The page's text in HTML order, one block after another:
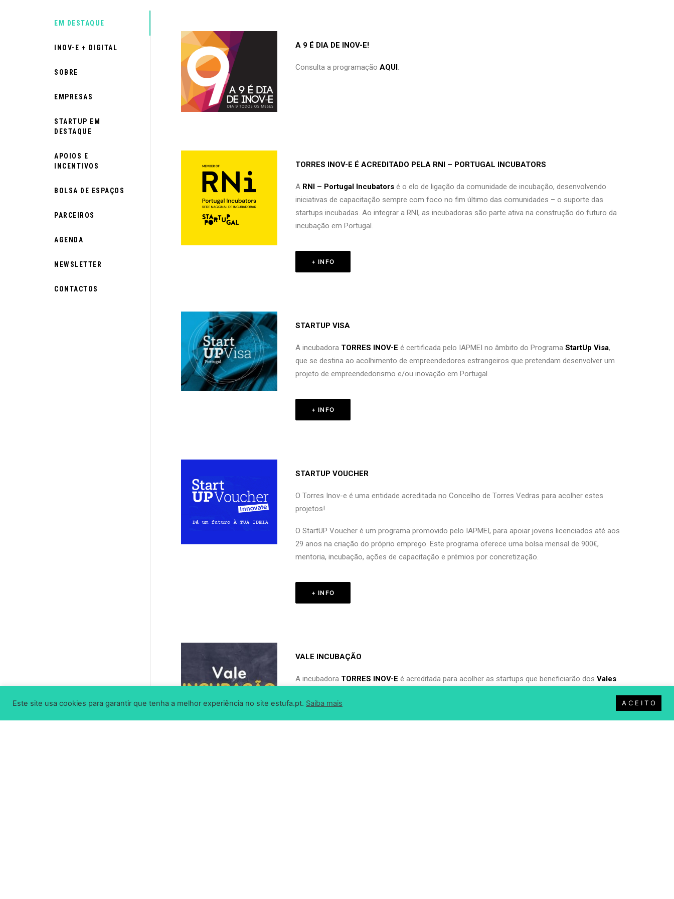
EM DESTAQUE
INOV-E + DIGITAL
SOBRE
EMPRESAS
STARTUP EM
DESTAQUE
APOIOS E
INCENTIVOS
BOLSA DE ESPAÇOS
PARCEIROS
AGENDA
NEWSLETTER
CONTACTOS
A 9 É DIA DE INOV-E!
Consulta a programação AQUI.
TORRES INOV-E É ACREDITADO PELA RNI – PORTUGAL INCUBATORS
A RNI – Portugal Incubatorsé o elo de ligação da comunidade de incubação, desenvolvendo
iniciativas de capacitação sempre com foco no fim último das comunidades – o suporte das
startups incubadas. Ao integrar a RNI, as incubadoras são parte ativa na construção do futuro da
incubação em Portugal.
+ INFO
STARTUP VISA
A incubadora TORRES INOV-E é certificada pelo IAPMEI no âmbito do Programa StartUp Visa,
que se destina ao acolhimento de empreendedores estrangeiros que pretendam desenvolver um
projeto de empreendedorismo e/ou inovação em Portugal.
+ INFO
STARTUP VOUCHER
O Torres Inov-e é uma entidade acreditada no Concelho de Torres Vedras para acolher estes
projetos!
O StartUP Voucher é um programa promovido pelo IAPMEI, para apoiar jovens licenciados até aos
29 anos na criação do próprio emprego. Este programa oferece uma bolsa mensal de 900€,
mentoria, incubação, ações de capacitação e prémios por concretização.
+ INFO
VALE INCUBAÇÃO
A incubadora TORRES INOV-E é acreditada para acolher as startups que beneficiarão dos Vales
para o empreendedorismo.
Este site usa cookies para garantir que tenha a melhor experiência no site estufa.pt. Saiba mais A C E I T O